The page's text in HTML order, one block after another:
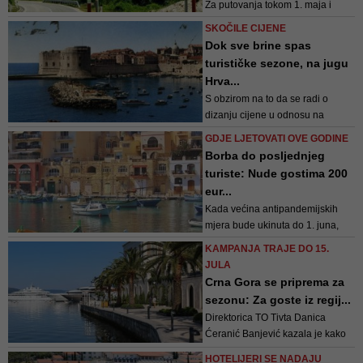
Za putovanja tokom 1. maja i
Dana nezavisnosti, kako navodi
aranžmane za region
SKOČILE CIJENE
Dok sve brine spas
turističke sezone, na jugu
Hrva...
S obzirom na to da se radi o
dizanju cijene u odnosu na
jako spor tako da nije baš
ispravno, kaže Nino Dubretić,
vlasnik dubrovačke agencije za
rezerviranje smještaja
GDJE LJETOVATI OVE GODINE
Borba do posljednjeg
turiste: Nude gostima 200
eur...
Kada većina antipandemijskih
mjera bude ukinuta do 1. juna,
KAMPANJA TRAJE DO 15.
JULA
Crna Gora se priprema za
sezonu: Za goste iz regij...
Direktorica TO Tivta Danica
Ćeranić Banjević kazala je kako
HOTELIJERI SE NADAJU